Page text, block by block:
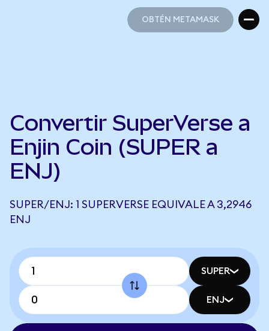
OBTÉN METAMASK
Convertir SuperVerse a
Enjin Coin (SUPER a
ENJ)
SUPER/ENJ: 1 SUPERVERSE EQUIVALE A 3,2946
ENJ
SUPER
ENJ